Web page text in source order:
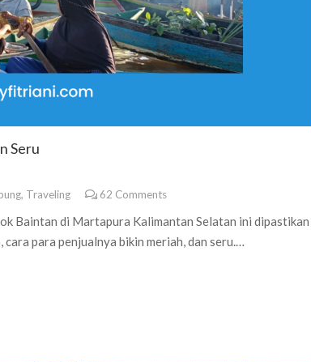
Seru
, Traveling 62 Comments
Baintan di Martapura Kalimantan Selatan ini dipastikan
para penjualnya bikin meriah, dan seru.…